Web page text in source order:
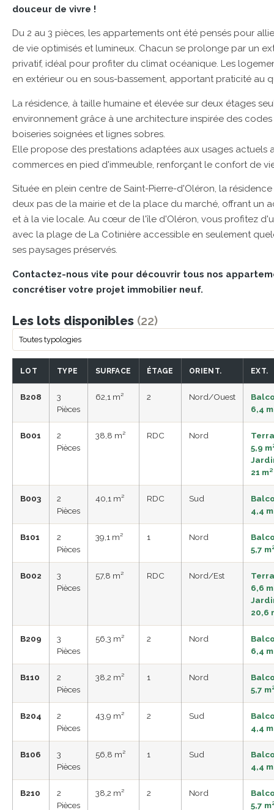
douceur de vivre !
Du 2 au 3 pièces, les appartements ont été pensés pour
de vie optimisés et lumineux. Chacun se prolonge par un
privatif, idéal pour profiter du climat océanique. Les
en extérieur ou en sous-bassement, apportant praticité au
La résidence, à taille humaine et élevée sur deux étages
environnement grâce à une architecture inspirée des
boiseries soignées et lignes sobres.
Elle propose des prestations adaptées aux usages
commerces en pied d'immeuble, renforçant le confort de
Située en plein centre de Saint-Pierre-d'Oléron, la
deux pas de la mairie et de la place du marché, offrant un
et à la vie locale. Au cœur de l'île d'Oléron, vous profitez
avec la plage de La Cotinière accessible en seulement
ses paysages préservés.
Contactez-nous vite pour découvrir tous nos
concrétiser votre projet immobilier neuf.
Les lots disponibles (22)
LOT TYPE SURFACE ÉTAGE ORIENT. EXT.
B208
3
Pièces
62,1 m² 2 Nord/Ouest
6,4
B001
2
Pièces
38,8 m² RDC Nord
5,9
21 m²
B003
2
Pièces
40,1 m² RDC Sud
4,4
B101
2
Pièces
39,1 m² 1 Nord
5,7
B002
3
Pièces
57,8 m² RDC Nord/Est
6,6
20,6
B209
3
Pièces
56,3 m² 2 Nord
6,4
B110
2
Pièces
38,2 m² 1 Nord
5,7
B204
2
Pièces
43,9 m² 2 Sud
4,4
B106
3
Pièces
56,8 m² 1 Sud
4,4
B210
2
Pièces
38,2 m² 2 Nord
5,7